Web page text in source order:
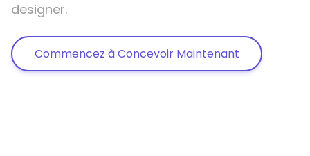
designer.
Commencez à Concevoir Maintenant